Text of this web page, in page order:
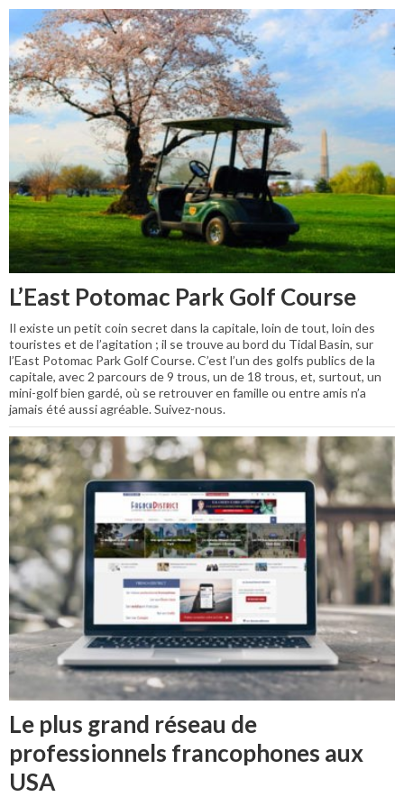
L’East Potomac Park Golf Course
Il existe un petit coin secret dans la capitale, loin de tout, loin des
touristes et de l’agitation ; il se trouve au bord du Tidal Basin, sur
l’East Potomac Park Golf Course. C’est l’un des golfs publics de la
capitale, avec 2 parcours de 9 trous, un de 18 trous, et, surtout, un
mini-golf bien gardé, où se retrouver en famille ou entre amis n’a
jamais été aussi agréable. Suivez-nous.
Le plus grand réseau de
professionnels francophones aux
USA